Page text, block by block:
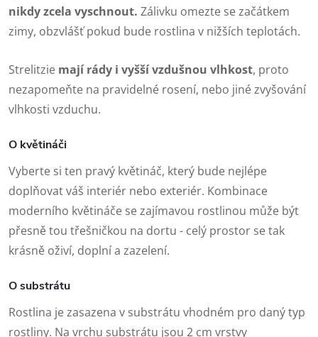
nikdy zcela vyschnout. Zálivku omezte se začátkem
zimy, obzvlášť pokud bude rostlina v nižších teplotách.
Strelitzie mají rády i vyšší vzdušnou vlhkost, proto
nezapomeňte na pravidelné rosení, nebo jiné zvyšování
vlhkosti vzduchu.
O květináči
Vyberte si ten pravý květináč, který bude nejlépe
doplňovat váš interiér nebo exteriér. Kombinace
moderního květináče se zajímavou rostlinou může být
přesně tou třešničkou na dortu - celý prostor se tak
krásně oživí, doplní a zazelení.
O substrátu
Rostlina je zasazena v substrátu vhodném pro daný typ
rostliny. Na vrchu substrátu jsou 2 cm vrstvy